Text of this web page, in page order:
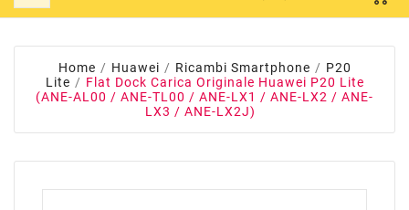
Home Huawei Ricambi Smartphone
P20
Lite
Flat Dock Carica Originale Huawei P20 Lite
(ANE-AL00 / ANE-TL00 / ANE-LX1 / ANE-LX2 / ANE-
LX3 / ANE-LX2J)